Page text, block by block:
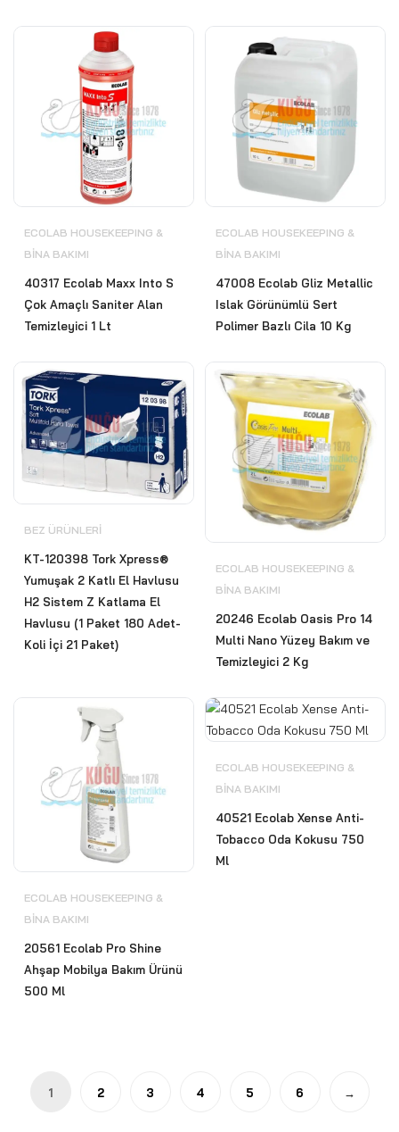
ECOLAB HOUSEKEEPING &
BİNA BAKIMI
40317 Ecolab Maxx Into S
Çok Amaçlı Saniter Alan
Temizleyici 1 Lt
ECOLAB HOUSEKEEPING &
BİNA BAKIMI
47008 Ecolab Gliz Metallic
Islak Görünümlü Sert
Polimer Bazlı Cila 10 Kg
BEZ ÜRÜNLERI
KT-120398 Tork Xpress®
Yumuşak 2 Katlı El Havlusu
H2 Sistem Z Katlama El
Havlusu (1 Paket 180 Adet-
Koli İçi 21 Paket)
ECOLAB HOUSEKEEPING &
BİNA BAKIMI
20246 Ecolab Oasis Pro 14
Multi Nano Yüzey Bakım ve
Temizleyici 2 Kg
ECOLAB HOUSEKEEPING &
BİNA BAKIMI
20561 Ecolab Pro Shine
Ahşap Mobilya Bakım Ürünü
500 Ml
ECOLAB HOUSEKEEPING &
BİNA BAKIMI
40521 Ecolab Xense Anti-
Tobacco Oda Kokusu 750
Ml
1 2 3 4 5 6 →